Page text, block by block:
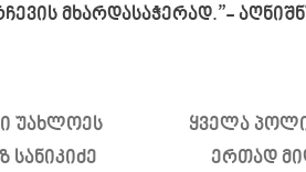
მხარდასაჭერად.”-
უახლოეს
სანიკიძე
ყველა
ერთად